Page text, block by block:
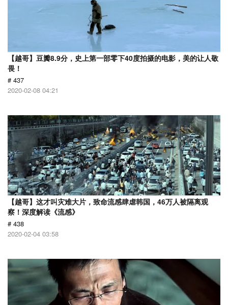
【越哥】豆瓣8.9分，史上第一部零下40度拍摄的电影，美的让人敬
畏！
# 437
2020-02-08 04:21
【越哥】这才叫灾难大片，致命流感肆虐韩国，46万人被隔离观
察！深度解读《流感》
# 438
2020-02-04 03:58